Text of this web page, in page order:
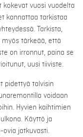
vuosi vuodelta
kannattaa tarkistaa
Tarkista,
tärkeää, että
on irronnut, paina se
uusi tiiviste.
pidettyä talvisin
voidaan
Hyvien kaihtimien
Käyttö ja
ovia jatkuvasti.